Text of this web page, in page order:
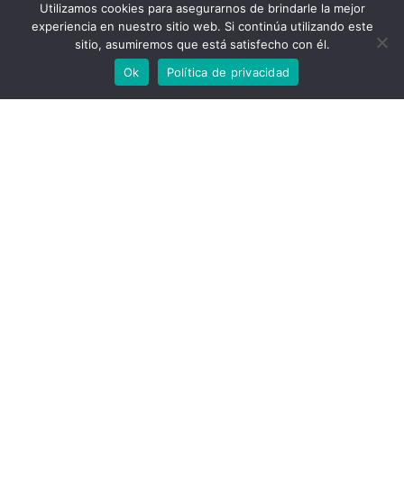
Cuatro gatitos, dos rescates… y una
sola esperanza: un hogar
2 enero, 2026
Utilizamos cookies para asegurarnos de brindarle la mejor
experiencia en nuestro sitio web. Si continúa utilizando este
sitio, asumiremos que está satisfecho con él.
Ok
Política de privacidad